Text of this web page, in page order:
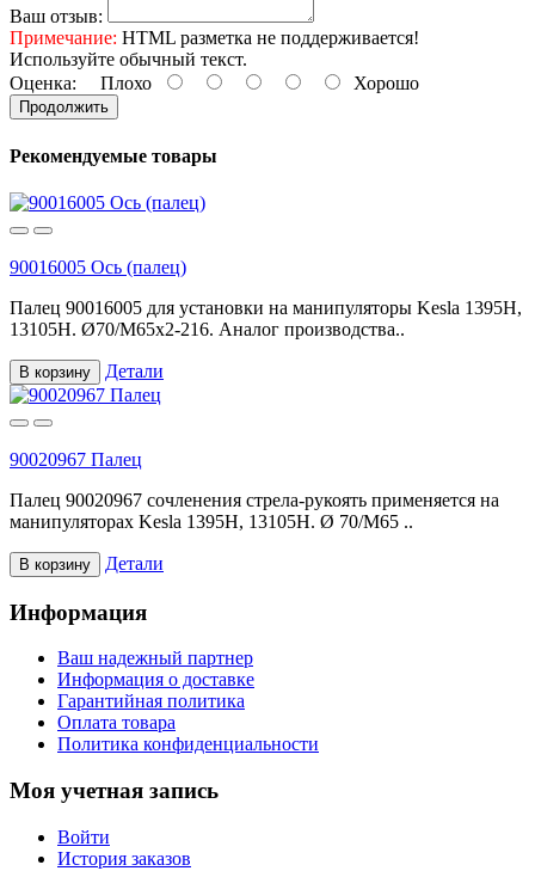
Ваш отзыв:
Примечание: HTML разметка не поддерживается!
Используйте обычный текст.
Оценка: Плохо Хорошо
Продолжить
Рекомендуемые товары
90016005 Ось (палец)
Палец 90016005 для установки на манипуляторы Kesla 1395H,
13105H. Ø70/M65x2-216. Аналог производства..
В корзину Детали
90020967 Палец
Палец 90020967 сочленения стрела-рукоять применяется на
манипуляторах Kesla 1395H, 13105H. Ø 70/M65 ..
В корзину Детали
Информация
Ваш надежный партнер
Информация о доставке
Гарантийная политика
Оплата товара
Политика конфиденциальности
Моя учетная запись
Войти
История заказов